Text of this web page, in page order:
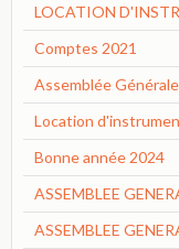
LOCATION
Comptes 2021
Assemblée
Location
Bonne année 2024
ASSEMBLEE
ASSEMBLEE